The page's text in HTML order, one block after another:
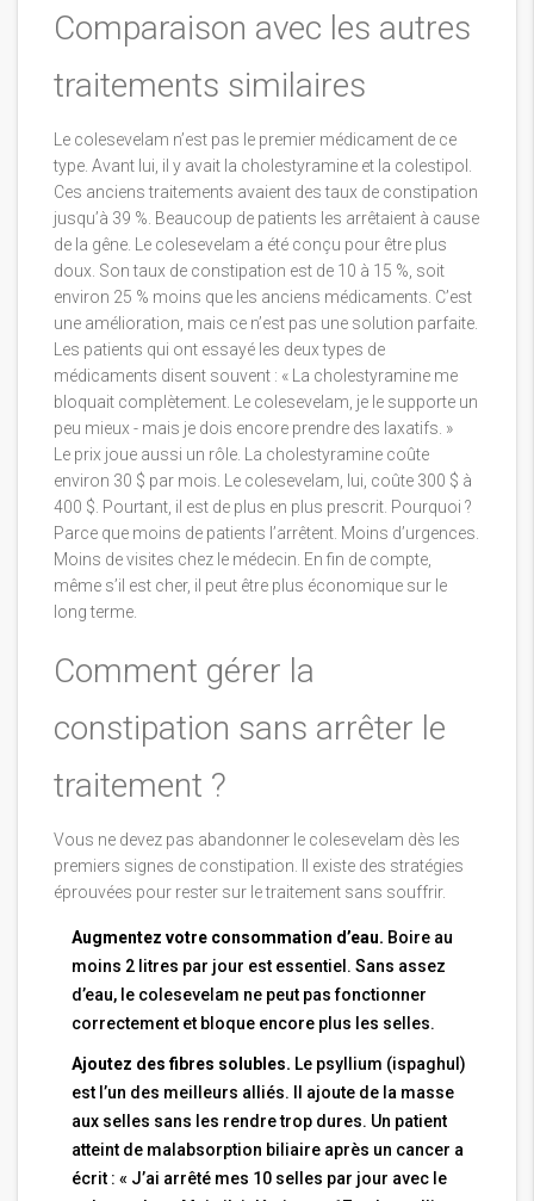
Comparaison avec les autres
traitements similaires
Le colesevelam n’est pas le premier médicament de ce
type. Avant lui, il y avait la cholestyramine et la colestipol.
Ces anciens traitements avaient des taux de constipation
jusqu’à 39 %. Beaucoup de patients les arrêtaient à cause
de la gêne. Le colesevelam a été conçu pour être plus
doux. Son taux de constipation est de 10 à 15 %, soit
environ 25 % moins que les anciens médicaments. C’est
une amélioration, mais ce n’est pas une solution parfaite.
Les patients qui ont essayé les deux types de
médicaments disent souvent : « La cholestyramine me
bloquait complètement. Le colesevelam, je le supporte un
peu mieux - mais je dois encore prendre des laxatifs. »
Le prix joue aussi un rôle. La cholestyramine coûte
environ 30 $ par mois. Le colesevelam, lui, coûte 300 $ à
400 $. Pourtant, il est de plus en plus prescrit. Pourquoi ?
Parce que moins de patients l’arrêtent. Moins d’urgences.
Moins de visites chez le médecin. En fin de compte,
même s’il est cher, il peut être plus économique sur le
long terme.
Comment gérer la
constipation sans arrêter le
traitement ?
Vous ne devez pas abandonner le colesevelam dès les
premiers signes de constipation. Il existe des stratégies
éprouvées pour rester sur le traitement sans souffrir.
Augmentez votre consommation d’eau. Boire au
moins 2 litres par jour est essentiel. Sans assez
d’eau, le colesevelam ne peut pas fonctionner
correctement et bloque encore plus les selles.
Ajoutez des fibres solubles. Le psyllium (ispaghul)
est l’un des meilleurs alliés. Il ajoute de la masse
aux selles sans les rendre trop dures. Un patient
atteint de malabsorption biliaire après un cancer a
écrit : « J’ai arrêté mes 10 selles par jour avec le